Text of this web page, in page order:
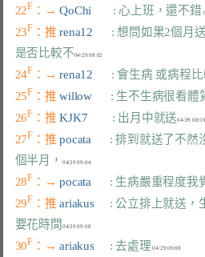
22F ：→ QoChi : 心上班，還不錯
23F ：推 rena12 : 想問如果2個月
是否比較不
24F ：→ rena12 : 會生病 或病程比
25F ：推 willow : 生不生病很看體
26F ：推 KJK7 : 出月中就送
27F ：推 pocata : 排到就送了不然
個半月，
04/29 09:04
28F ：→ pocata : 生病嚴重程度我
29F ：推 ariakus : 公立排上就送，
要花時間
04/29 09:08
30F ：→ ariakus : 去處理